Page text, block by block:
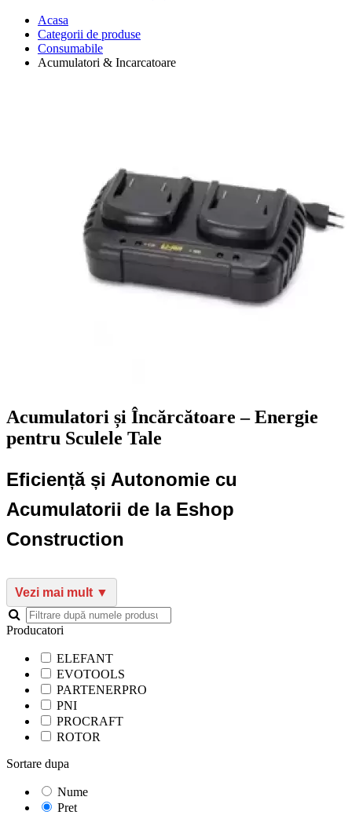
Acasa
Categorii de produse
Consumabile
Acumulatori & Incarcatoare
Acumulatori și Încărcătoare – Energie
pentru Sculele Tale
Eficiență și Autonomie cu
Acumulatorii de la Eshop
Construction
Producatori
ELEFANT
EVOTOOLS
PARTENERPRO
PNI
PROCRAFT
ROTOR
Sortare dupa
Nume
Pret